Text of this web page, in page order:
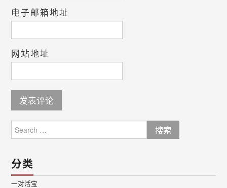
电子邮箱地址
网站地址
for:
分类
一对活宝